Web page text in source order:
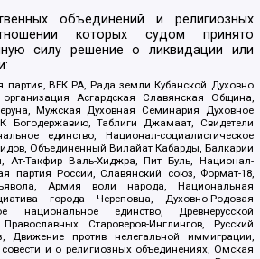
объединений и религиозных
которых судом принято
силу решение о ликвидации или
партия, ВЕК РА, Рада земли Кубанской Духовно
Асгардская Славянская Община,
Мужская Духовная Семинария Духовное
Богодержавию, Таблиги Джамаат, Свидетели
единство, Национал-социалистическое
Объединенный Вилайат Кабарды, Балкарии
Ат-Такфир Валь-Хиджра, Пит Буль, Национал-
партия России, Славянский союз, Формат-18,
Армия воли народа, Национальная
города Череповца, Духовно-Родовая
национальное единство, Древнерусской
Староверов-Инглингов, Русский
Движение против нелегальной иммиграции,
и о религиозных объединениях, Омская